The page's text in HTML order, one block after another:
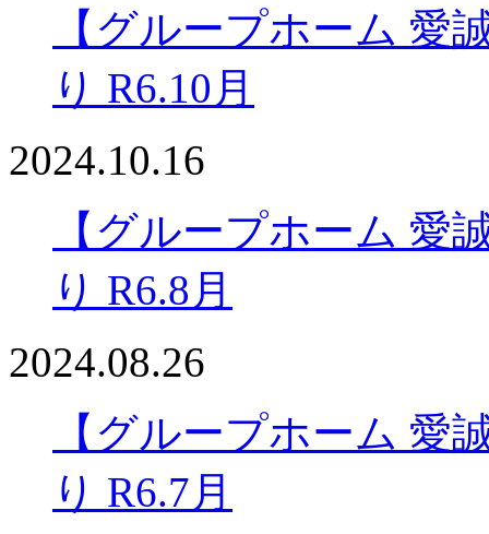
【グループホーム 愛
り R6.10月
2024.10.16
【グループホーム 愛
り R6.8月
2024.08.26
【グループホーム 愛
り R6.7月